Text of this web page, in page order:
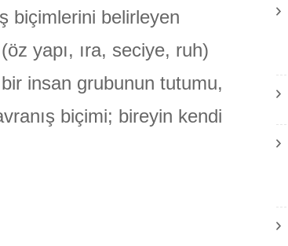
biçimlerini belirleyen
yapı, ıra, seciye, ruh)
insan grubunun tutumu,
biçimi; bireyin kendi